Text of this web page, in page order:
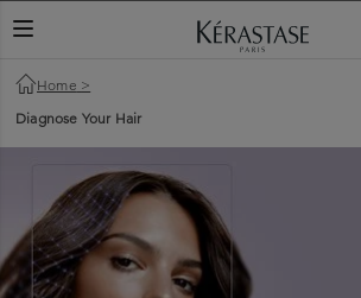
TOGGLE NAVIGATION
Home >
Diagnose Your Hair